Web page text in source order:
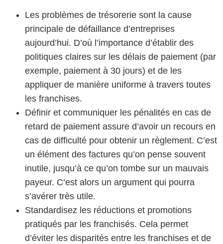
Les problèmes de trésorerie sont la cause
principale de défaillance d’entreprises
aujourd’hui. D’où l’importance d’établir des
politiques claires sur les délais de paiement (par
exemple, paiement à 30 jours) et de les
appliquer de manière uniforme à travers toutes
les franchises.
Définir et communiquer les pénalités en cas de
retard de paiement assure d’avoir un recours en
cas de difficulté pour obtenir un règlement. C’est
un élément des factures qu’on pense souvent
inutile, jusqu’à ce qu’on tombe sur un mauvais
payeur. C’est alors un argument qui pourra
s’avérer très utile.
Standardisez les réductions et promotions
pratiqués par les franchisés. Cela permet
d’éviter les disparités entre les franchises et de